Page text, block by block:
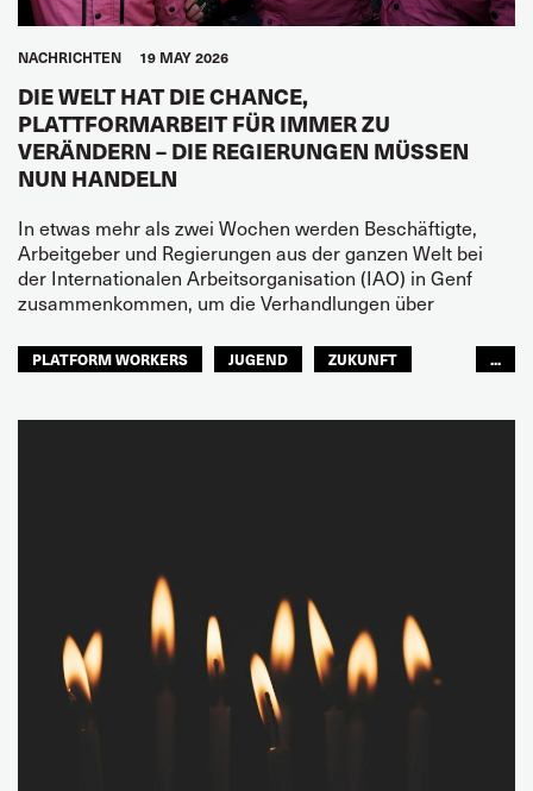
NACHRICHTEN 19 MAY 2026
DIE WELT HAT DIE CHANCE,
PLATTFORMARBEIT FÜR IMMER ZU
VERÄNDERN – DIE REGIERUNGEN MÜSSEN
NUN HANDELN
In etwas mehr als zwei Wochen werden Beschäftigte,
Arbeitgeber und Regierungen aus der ganzen Welt bei
der Internationalen Arbeitsorganisation (IAO) in Genf
zusammenkommen, um die Verhandlungen über
PLATFORM WORKERS JUGEND
ZUKUNFT
...